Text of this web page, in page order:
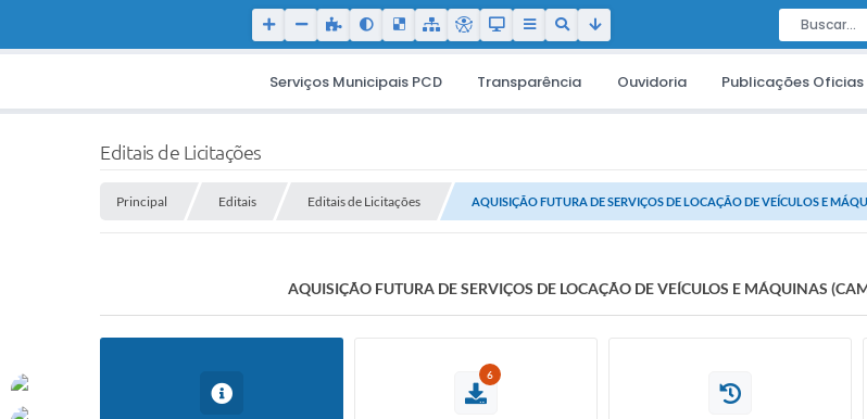
Serviços Municipais PCD Transparência Ouvidoria Publicações Oficias
Editais de Licitações
Principal Editais Editais de Licitações AQUISIÇÃO FUTURA DE SERVIÇOS DE LOCAÇÃO DE VEÍCULOS E
AQUISIÇÃO FUTURA DE SERVIÇOS DE LOCAÇÃO DE VEÍCULOS E MÁQUINAS
6